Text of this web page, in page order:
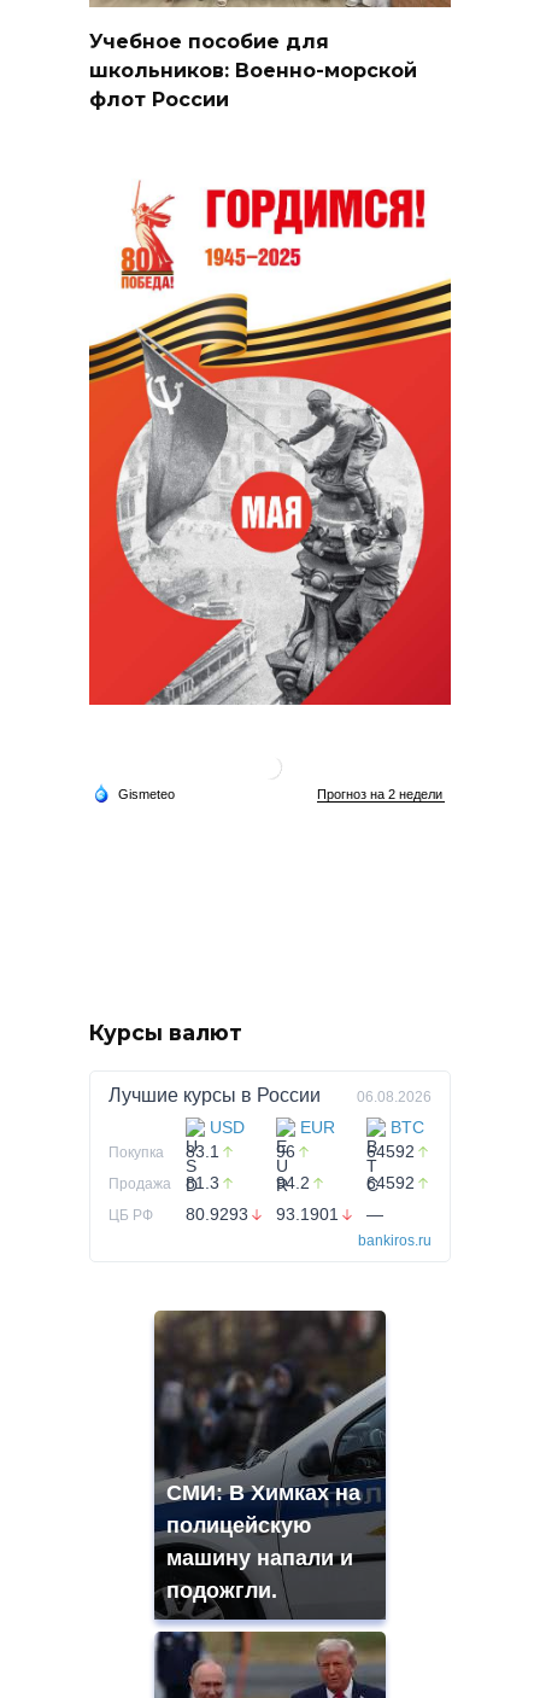
Учебное пособие для
школьников: Военно-морской
флот России
Курсы валют
Лучшие курсы в России 06.08.2026
USD EUR BTC
Покупка 83.1 96 64592
Продажа 81.3 94.2 64592
ЦБ РФ 80.9293 93.1901 —
bankiros.ru
СМИ: В Химках на
полицейскую
машину напали и
подожгли.